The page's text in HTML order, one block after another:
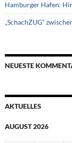
Hamburger Hafen:
„SchachZUG“
NEUESTE
AKTUELLES
AUGUST 2026